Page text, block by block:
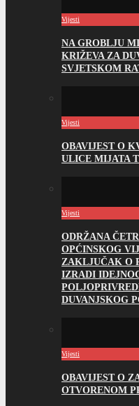
Vijesti
NA GROBLJU
KRIŽEVA ZA
SVJETSKOM
Vijesti
OBAVIJEST O
ULICE MIJATA
Vijesti
ODRŽANA
OPĆINSKOG
ZAKLJUČAK O
IZRADI
DUVANJSKOG
Vijesti
OBAVIJEST O
OTVORENOM